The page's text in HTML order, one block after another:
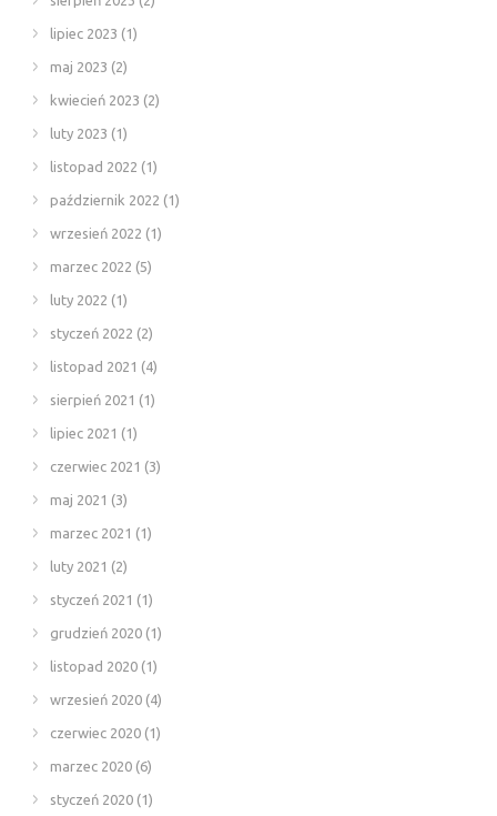
lipiec 2023 (1)
maj 2023 (2)
kwiecień 2023 (2)
luty 2023 (1)
listopad 2022 (1)
październik 2022 (1)
wrzesień 2022 (1)
marzec 2022 (5)
luty 2022 (1)
styczeń 2022 (2)
listopad 2021 (4)
sierpień 2021 (1)
lipiec 2021 (1)
czerwiec 2021 (3)
maj 2021 (3)
marzec 2021 (1)
luty 2021 (2)
styczeń 2021 (1)
grudzień 2020 (1)
listopad 2020 (1)
wrzesień 2020 (4)
czerwiec 2020 (1)
marzec 2020 (6)
styczeń 2020 (1)